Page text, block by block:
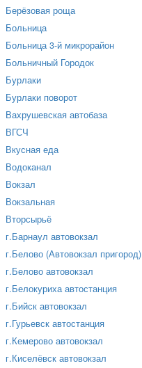
Берёзовая роща
Больница
Больница 3-й микрорайон
Больничный Городок
Бурлаки
Бурлаки поворот
Вахрушевская автобаза
ВГСЧ
Вкусная еда
Водоканал
Вокзал
Вокзальная
Вторсырьё
г.Барнаул автовокзал
г.Белово (Автовокзал пригород)
г.Белово автовокзал
г.Белокуриха автостанция
г.Бийск автовокзал
г.Гурьевск автостанция
г.Кемерово автовокзал
г.Киселёвск автовокзал